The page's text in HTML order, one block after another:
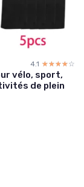
4.1 ☆☆☆☆☆
★★★★★
vélo, sport,
de plein